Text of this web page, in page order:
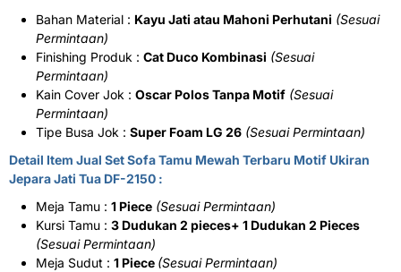
Bahan Material : Kayu Jati atau Mahoni Perhutani (Sesuai
Permintaan)
Finishing Produk : Cat Duco Kombinasi (Sesuai
Permintaan)
Kain Cover Jok : Oscar Polos Tanpa Motif (Sesuai
Permintaan)
Tipe Busa Jok : Super Foam LG 26 (Sesuai Permintaan)
Detail Item Jual Set Sofa Tamu Mewah Terbaru Motif Ukiran
Jepara Jati Tua DF-2150 :
Meja Tamu : 1 Piece (Sesuai Permintaan)
Kursi Tamu : 3 Dudukan 2 pieces+ 1 Dudukan 2 Pieces
(Sesuai Permintaan)
Meja Sudut : 1 Piece (Sesuai Permintaan)